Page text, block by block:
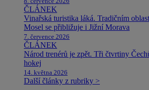
ČLÁNEK
Vinařská turistika láká. Tradičním
Mosel se přibližuje i Jižní Morava
7. července 2026
ČLÁNEK
Národ trenérů je zpět. Tři čtvrtiny
hokej
14. května 2026
Další články z rubriky >